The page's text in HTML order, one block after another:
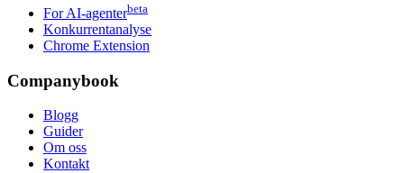
For AI-agenterbeta
Konkurrentanalyse
Chrome Extension
Companybook
Blogg
Guider
Om oss
Kontakt